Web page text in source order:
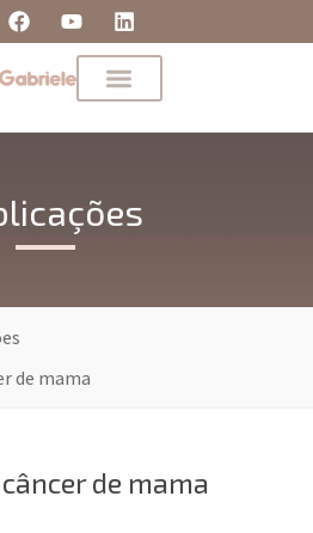
de mama
de mama